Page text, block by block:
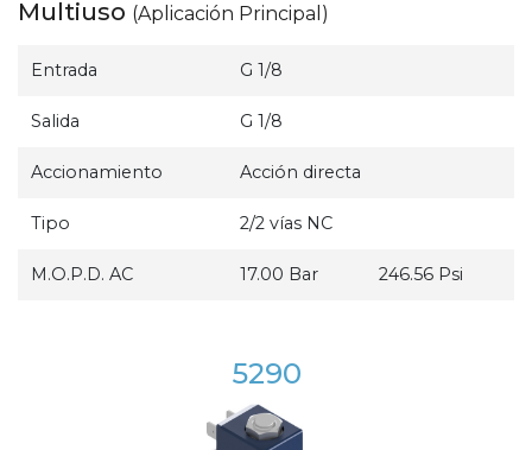
Multiuso (Aplicación Principal)
Entrada G 1/8
Salida G 1/8
Accionamiento Acción directa
Tipo 2/2 vías NC
M.O.P.D. AC 17.00 Bar 246.56 Psi
5290